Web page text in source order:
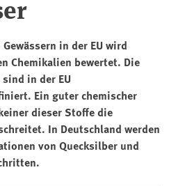
in der EU wird
Chemikalien bewertet. Die
in der EU
Ein guter chemischer
dieser Stoffe die
In Deutschland werden
von Quecksilber und